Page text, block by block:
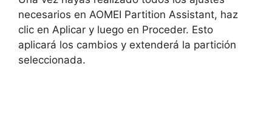
necesarios en AOMEI Partition Assistant, haz
clic en Aplicar y luego en Proceder. Esto
aplicará los cambios y extenderá la partición
seleccionada.